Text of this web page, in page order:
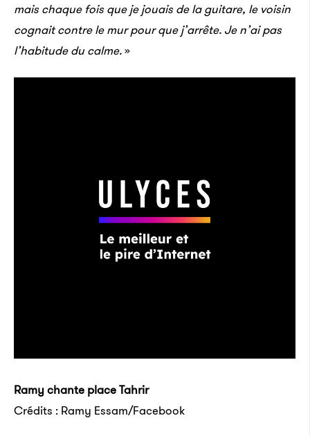
mais chaque fois que je jouais de la guitare, le voisin
cognait contre le mur pour que j’arrête. Je n’ai pas
l’habitude du calme.»
Ramy chante place Tahrir
Crédits : Ramy Essam/Facebook